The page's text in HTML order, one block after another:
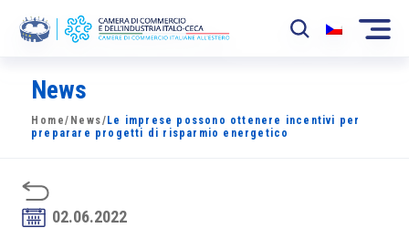
La Camera
News
Sviluppo Mercato
News
Home/ News/ Le imprese possono ottenere incentivi per
preparare progetti di risparmio energetico
02.06.2022